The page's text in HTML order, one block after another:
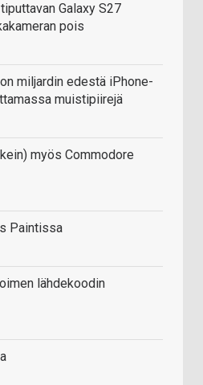
Galaxy S27
pois
miljardin edestä iPhone-
muistipiirejä
myös Commodore
Paintissa
lähdekoodin